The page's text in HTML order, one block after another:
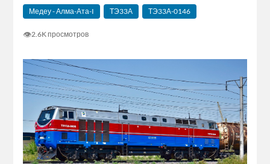
Медеу - Алма-Ата-I ТЭ33А ТЭ33А-0146
👁2.6K просмотров